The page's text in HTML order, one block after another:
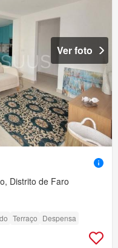
Ver foto
Distrito de Faro
Terraço Despensa